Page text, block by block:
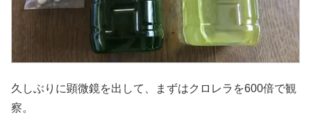
久しぶりに顕微鏡を出して、まずはクロレラを600倍で観
察。